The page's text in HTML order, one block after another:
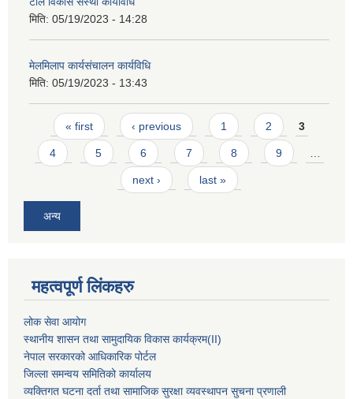
मिति: 05/19/2023 - 14:28
मेलमिलाप कार्यसंचालन कार्यविधि
मिति: 05/19/2023 - 13:43
Pages
« first ‹ previous 1 2 3
4 5 6 7 8 9
next › last »
अन्य
महत्वपूर्ण लिंकहरु
लोक सेवा आयोग
स्थानीय शासन तथा सामुदायिक विकास कार्यक्रम(II)
नेपाल सरकारको आधिकारिक पोर्टल
जिल्ला समन्वय समितिको कार्यालय
व्यक्तिगत घटना दर्ता तथा सामाजिक सुरक्षा व्यवस्थापन सुचना प्रणाली